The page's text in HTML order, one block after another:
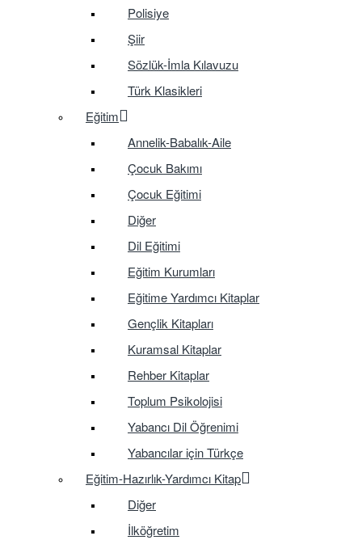
Polisiye
Şiir
Sözlük-İmla Kılavuzu
Türk Klasikleri
Eğitim
Annelik-Babalık-Aile
Çocuk Bakımı
Çocuk Eğitimi
Diğer
Dil Eğitimi
Eğitim Kurumları
Eğitime Yardımcı Kitaplar
Gençlik Kitapları
Kuramsal Kitaplar
Rehber Kitaplar
Toplum Psikolojisi
Yabancı Dil Öğrenimi
Yabancılar için Türkçe
Eğitim-Hazırlık-Yardımcı Kitap
Diğer
İlköğretim